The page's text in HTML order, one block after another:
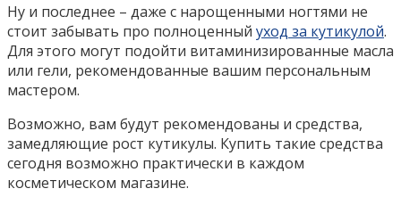
Ну и последнее – даже с нарощенными ногтями не
стоит забывать про полноценный уход за кутикулой.
Для этого могут подойти витаминизированные масла
или гели, рекомендованные вашим персональным
мастером.
Возможно, вам будут рекомендованы и средства,
замедляющие рост кутикулы. Купить такие средства
сегодня возможно практически в каждом
косметическом магазине.